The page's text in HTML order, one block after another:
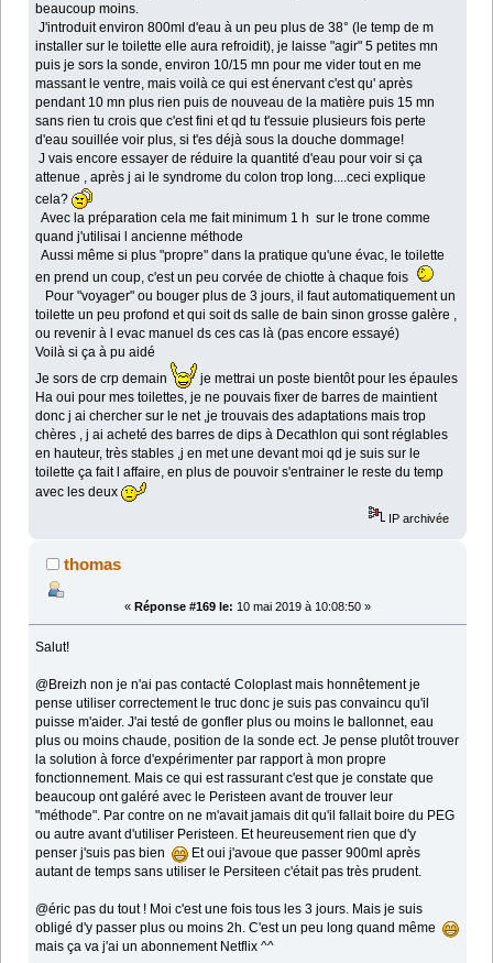
beaucoup moins.
J'introduit environ 800ml d'eau à un peu plus de 38° (le temp de m
installer sur le toilette elle aura refroidit), je laisse "agir" 5 petites mn
puis je sors la sonde, environ 10/15 mn pour me vider tout en me
massant le ventre, mais voilà ce qui est énervant c'est qu' après
pendant 10 mn plus rien puis de nouveau de la matière puis 15 mn
sans rien tu crois que c'est fini et qd tu t'essuie plusieurs fois perte
d'eau souillée voir plus, si t'es déjà sous la douche dommage!
J vais encore essayer de réduire la quantité d'eau pour voir si ça
attenue , après j ai le syndrome du colon trop long....ceci explique
cela?
Avec la préparation cela me fait minimum 1 h sur le trone comme
quand j'utilisai l ancienne méthode
Aussi même si plus "propre" dans la pratique qu'une évac, le toilette
en prend un coup, c'est un peu corvée de chiotte à chaque fois
Pour "voyager" ou bouger plus de 3 jours, il faut automatiquement un
toilette un peu profond et qui soit ds salle de bain sinon grosse galère ,
ou revenir à l evac manuel ds ces cas là (pas encore essayé)
Voilà si ça à pu aidé
Je sors de crp demain
je mettrai un poste bientôt pour les épaules
Ha oui pour mes toilettes, je ne pouvais fixer de barres de maintient
donc j ai chercher sur le net ,je trouvais des adaptations mais trop
chères , j ai acheté des barres de dips à Decathlon qui sont réglables
en hauteur, très stables ,j en met une devant moi qd je suis sur le
toilette ça fait l affaire, en plus de pouvoir s'entrainer le reste du temp
avec les deux
IP archivée
thomas
« Réponse #169 le: 10 mai 2019 à 10:08:50 »
Salut!
@Breizh non je n'ai pas contacté Coloplast mais honnêtement je
pense utiliser correctement le truc donc je suis pas convaincu qu'il
puisse m'aider. J'ai testé de gonfler plus ou moins le ballonnet, eau
plus ou moins chaude, position de la sonde ect. Je pense plutôt trouver
la solution à force d'expérimenter par rapport à mon propre
fonctionnement. Mais ce qui est rassurant c'est que je constate que
beaucoup ont galéré avec le Peristeen avant de trouver leur
"méthode". Par contre on ne m'avait jamais dit qu'il fallait boire du PEG
ou autre avant d'utiliser Peristeen. Et heureusement rien que d'y
penser j'suis pas bien
Et oui j'avoue que passer 900ml après
autant de temps sans utiliser le Persiteen c'était pas très prudent.
@éric pas du tout ! Moi c'est une fois tous les 3 jours. Mais je suis
obligé d'y passer plus ou moins 2h. C'est un peu long quand même
mais ça va j'ai un abonnement Netflix ^^